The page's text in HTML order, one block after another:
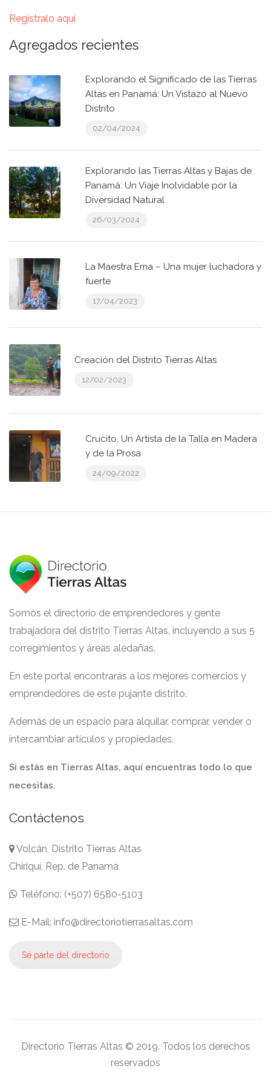
Regístralo aquí
Agregados recientes
Explorando el Significado de las Tierras
Altas en Panamá: Un Vistazo al Nuevo
Distrito
02/04/2024
Explorando las Tierras Altas y Bajas de
Panamá: Un Viaje Inolvidable por la
Diversidad Natural
26/03/2024
La Maestra Ema – Una mujer luchadora y
fuerte
17/04/2023
Creación del Distrito Tierras Altas
12/02/2023
Crucito, Un Artista de la Talla en Madera
y de la Prosa
24/09/2022
Somos el directorio de emprendedores y gente
trabajadora del distrito Tierras Altas, incluyendo a sus 5
corregimientos y áreas aledañas.
En este portal encontrarás a los mejores comercios y
emprendedores de este pujante distrito.
Además de un espacio para alquilar, comprar, vender o
intercambiar artículos y propiedades.
Si estás en Tierras Altas, aquí encuentras todo lo que
necesitas.
Contáctenos
Volcán, Distrito Tierras Altas
Chiriquí, Rep. de Panamá
Teléfono: (+507) 6580-5103
E-Mail: info@directoriotierrasaltas.com
Sé parte del directorio
Directorio Tierras Altas © 2019. Todos los derechos
reservados